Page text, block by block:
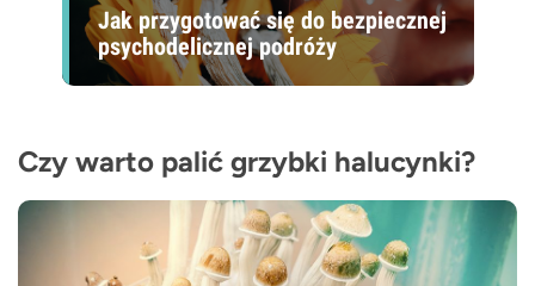
Jak przygotować się do bezpiecznej
psychodelicznej podróży
Czy warto palić grzybki halucynki?